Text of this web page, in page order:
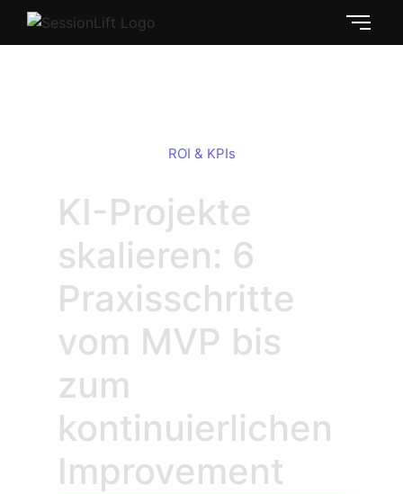
ROI & KPIs
KI-Projekte
skalieren: 6
Praxisschritte
vom MVP bis
zum
kontinuierlichen
Improvement